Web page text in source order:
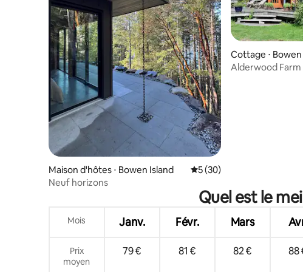
Maison d'hôtes ⋅ Bowen Island Évaluation moyenne sur la
5 (30)
Neuf horizons
Cottage ⋅
Alderwood
Quel est le
Mois Janv. Févr. Mars
Prix
moyen
79 € 81 € 82 € 88